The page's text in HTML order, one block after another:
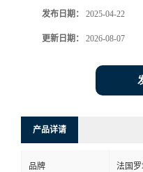
发布日期： 2025-04-22
更新日期： 2026-08-07
产品详请
品牌 法国